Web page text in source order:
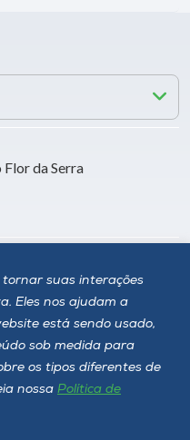
tornar suas interações
Eles nos ajudam a
está sendo usado,
sob medida para
os tipos diferentes de
nossa Política de
da Serra